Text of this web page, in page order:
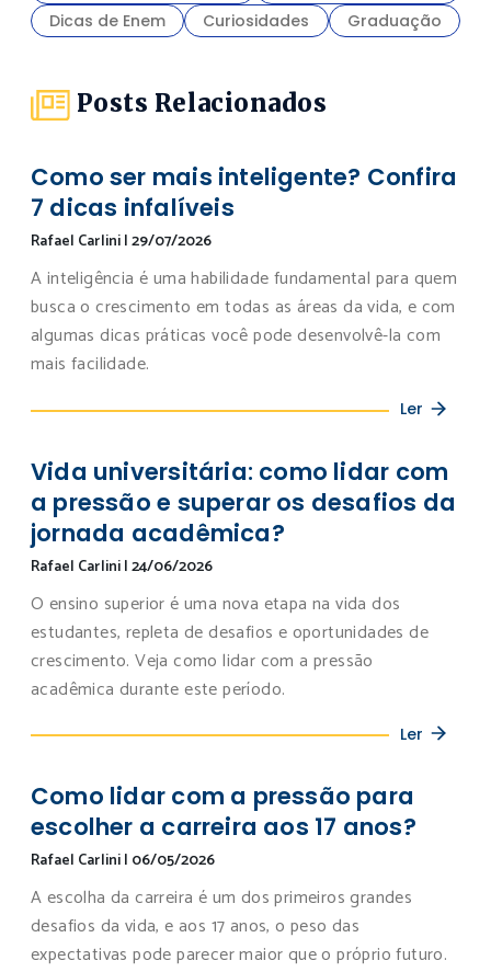
Dicas de Enem
Curiosidades Graduação
Posts Relacionados
Como ser mais inteligente? Confira
7 dicas infalíveis
Rafael Carlini|29/07/2026
A inteligência é uma habilidade fundamental para quem
busca o crescimento em todas as áreas da vida, e com
algumas dicas práticas você pode desenvolvê-la com
mais facilidade.
Ler
Vida universitária: como lidar com
a pressão e superar os desafios da
jornada acadêmica?
Rafael Carlini|24/06/2026
O ensino superior é uma nova etapa na vida dos
estudantes, repleta de desafios e oportunidades de
crescimento. Veja como lidar com a pressão
acadêmica durante este período.
Ler
Como lidar com a pressão para
escolher a carreira aos 17 anos?
Rafael Carlini| 06/05/2026
A escolha da carreira é um dos primeiros grandes
desafios da vida, e aos 17 anos, o peso das
expectativas pode parecer maior que o próprio futuro.